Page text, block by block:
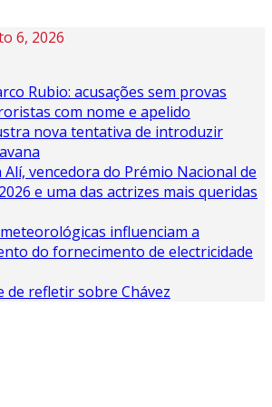
6, 2026
Rubio: acusações sem provas
com nome e apelido
nova tentativa de introduzir
Alí, vencedora do Prémio Nacional de
e uma das actrizes mais queridas
influenciam a
do fornecimento de electricidade
de refletir sobre Chávez